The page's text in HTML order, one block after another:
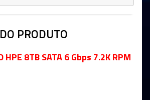
PRODUTO
8TB SATA 6 Gbps 7.2K RPM